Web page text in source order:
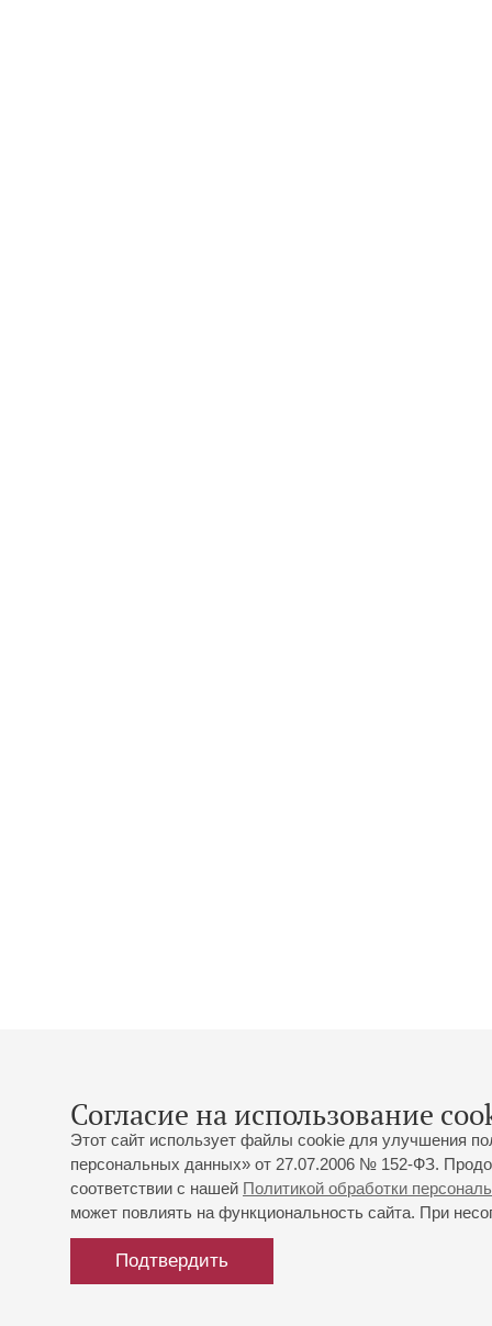
Согласие на использование
Этот сайт использует файлы cookie для улучшения
персональных данных» от 27.07.2006 № 152-ФЗ.
соответствии с нашей Политикой обработки
может повлиять на функциональность сайта. При
Подтвердить